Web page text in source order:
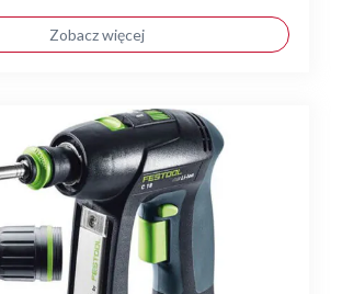
Zobacz więcej